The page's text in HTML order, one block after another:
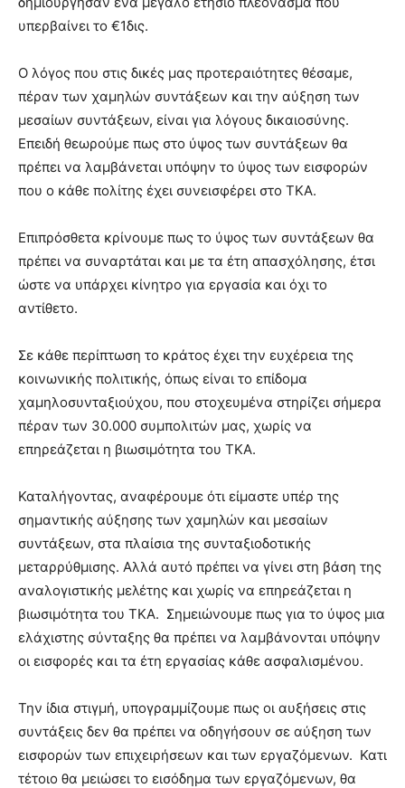
υπερβαίνει το €1δις.
Ο λόγος που στις δικές μας προτεραιότητες θέσαμε,
πέραν των χαμηλών συντάξεων και την αύξηση των
μεσαίων συντάξεων, είναι για λόγους δικαιοσύνης.
Επειδή θεωρούμε πως στο ύψος των συντάξεων θα
πρέπει να λαμβάνεται υπόψην το ύψος των εισφορών
που ο κάθε πολίτης έχει συνεισφέρει στο ΤΚΑ.
Επιπρόσθετα κρίνουμε πως το ύψος των συντάξεων θα
πρέπει να συναρτάται και με τα έτη απασχόλησης, έτσι
ώστε να υπάρχει κίνητρο για εργασία και όχι το
αντίθετο.
Σε κάθε περίπτωση το κράτος έχει την ευχέρεια της
κοινωνικής πολιτικής, όπως είναι το επίδομα
χαμηλοσυνταξιούχου, που στοχευμένα στηρίζει σήμερα
πέραν των 30.000 συμπολιτών μας, χωρίς να
επηρεάζεται η βιωσιμότητα του ΤΚΑ.
Καταλήγοντας, αναφέρουμε ότι είμαστε υπέρ της
σημαντικής αύξησης των χαμηλών και μεσαίων
συντάξεων, στα πλαίσια της συνταξιοδοτικής
μεταρρύθμισης. Αλλά αυτό πρέπει να γίνει στη βάση της
αναλογιστικής μελέτης και χωρίς να επηρεάζεται η
βιωσιμότητα του ΤΚΑ. Σημειώνουμε πως για το ύψος μια
ελάχιστης σύνταξης θα πρέπει να λαμβάνονται υπόψην
οι εισφορές και τα έτη εργασίας κάθε ασφαλισμένου.
Την ίδια στιγμή, υπογραμμίζουμε πως οι αυξήσεις στις
συντάξεις δεν θα πρέπει να οδηγήσουν σε αύξηση των
εισφορών των επιχειρήσεων και των εργαζόμενων. Κατι
τέτοιο θα μειώσει το εισόδημα των εργαζόμενων, θα